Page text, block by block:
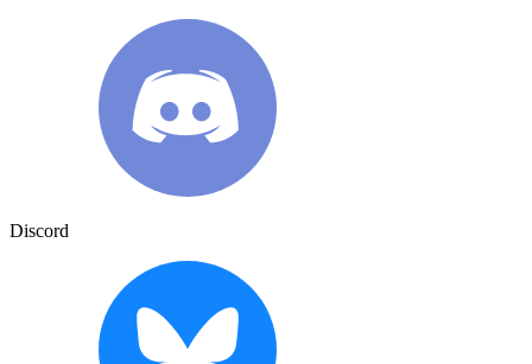
Discord